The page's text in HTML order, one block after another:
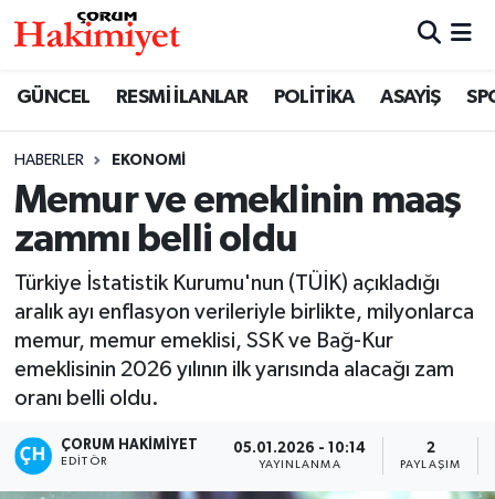
GÜNCEL RESMİ İLANLAR POLİTİKA ASAYİŞ
HABERLER EKONOMİ
Memur ve emeklinin maaş
zammı belli oldu
Türkiye İstatistik Kurumu'nun (TÜİK) açıkladığı
aralık ayı enflasyon verileriyle birlikte, milyonlarca
memur, memur emeklisi, SSK ve Bağ-Kur
emeklisinin 2026 yılının ilk yarısında alacağı zam
oranı belli oldu.
ÇORUM HAKIMIYET
EDITÖR
05.01.2026 - 10:14
YAYINLANMA
2
PAYLAŞIM
SAĞLIK
ASAYİŞ
EKONOMİ
GÜNCEL
Nöbetçi Eczaneler
Çorum Namaz Vakitleri
Trafik Durumu
Süper Lig Puan Durumu ve Fikstür
Tüm Manşetler